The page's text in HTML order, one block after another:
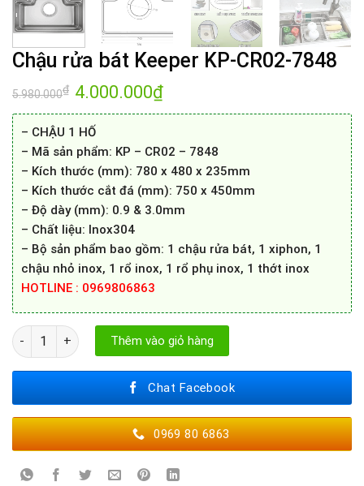
Chậu rửa bát Keeper KP-CR02-7848
5.980.000₫ Giá
gốc
là:
5.980.000₫.
4.000.000₫Giá
tại
– CHẬU 1 HỐ
– Mã sản phẩm: KP – CR02 – 7848
– Kích thước (mm): 780 x 480 x 235mm
– Kích thước cắt đá (mm): 750 x 450mm
– Độ dày (mm): 0.9 & 3.0mm
– Chất liệu: Inox304
– Bộ sản phẩm bao gồm: 1 chậu rửa bát, 1 xiphon, 1
chậu nhỏ inox, 1 rổ inox, 1 rổ phụ inox, 1 thớt inox
HOTLINE : 0969806863
Chậu rửa bát Keeper KP-CR02-7848 số lượng
Thêm vào giỏ hàng
Chat Facebook
0969 80 6863